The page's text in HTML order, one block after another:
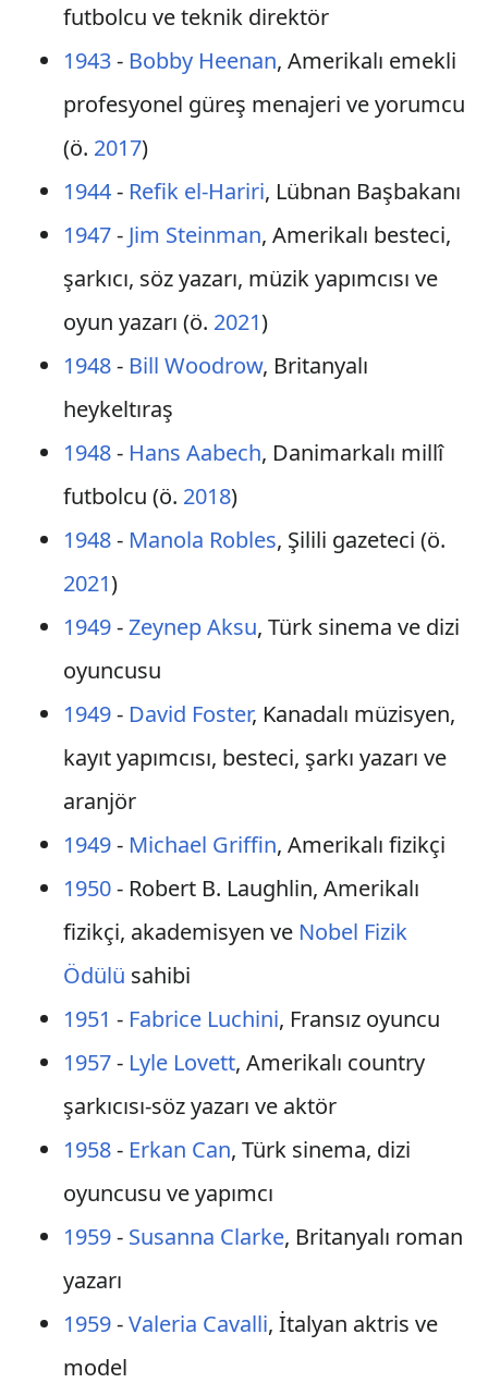
futbolcu ve teknik direktör
1943- Bobby Heenan, Amerikalı emekli
profesyonel güreş menajeri ve yorumcu
(ö. 2017)
1944- Refik el-Hariri, Lübnan Başbakanı
1947- Jim Steinman, Amerikalı besteci,
şarkıcı, söz yazarı, müzik yapımcısı ve
oyun yazarı (ö. 2021)
1948- Bill Woodrow, Britanyalı
heykeltıraş
1948- Hans Aabech, Danimarkalı millî
futbolcu (ö. 2018)
1948- Manola Robles, Şilili gazeteci (ö.
2021)
1949-Zeynep Aksu, Türk sinema ve dizi
oyuncusu
1949- David Foster, Kanadalı müzisyen,
kayıt yapımcısı, besteci, şarkı yazarı ve
aranjör
1949- Michael Griffin, Amerikalı fizikçi
1950- Robert B. Laughlin, Amerikalı
fizikçi, akademisyen ve Nobel Fizik
Ödülü sahibi
1951 - Fabrice Luchini, Fransız oyuncu
1957- Lyle Lovett, Amerikalı country
şarkıcısı-söz yazarı ve aktör
1958- Erkan Can, Türk sinema, dizi
oyuncusu ve yapımcı
1959- Susanna Clarke, Britanyalı roman
yazarı
1959-Valeria Cavalli, İtalyan aktris ve
model